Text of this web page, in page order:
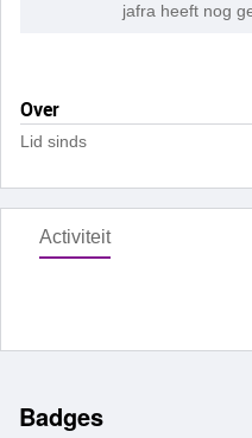
jafra heeft nog
Over
Lid sinds
Activiteit
Badges